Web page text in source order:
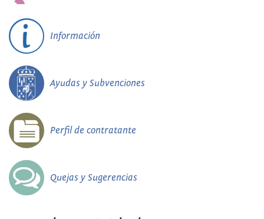
Información
Ayudas y Subvenciones
Perfil de contratante
Quejas y Sugerencias